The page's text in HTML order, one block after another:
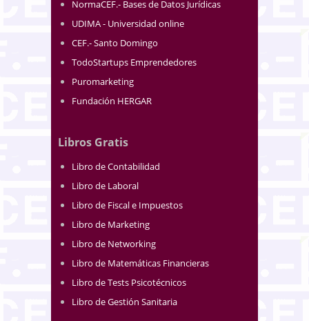
NormaCEF.- Bases de Datos Jurídicas
UDIMA - Universidad online
CEF.- Santo Domingo
TodoStartups Emprendedores
Puromarketing
Fundación HERGAR
Libros Gratis
Libro de Contabilidad
Libro de Laboral
Libro de Fiscal e Impuestos
Libro de Marketing
Libro de Networking
Libro de Matemáticas Financieras
Libro de Tests Psicotécnicos
Libro de Gestión Sanitaria